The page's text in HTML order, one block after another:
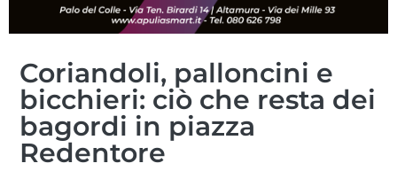
Coriandoli, palloncini e
bicchieri: ciò che resta dei
bagordi in piazza
Redentore